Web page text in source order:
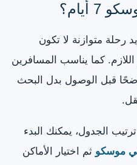
رحلة متوازنة لا تكون
كما يناسب المسافرين
قبل الوصول بدل البحث
الجدول، يمكنك البدء
موسكو ثم اختيار الأماكن